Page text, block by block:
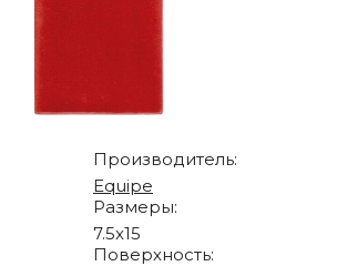
Производитель:
Equipe
Размеры:
7.5x15
Поверхность: